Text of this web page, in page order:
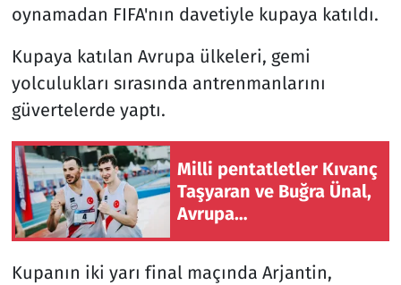
oynamadan FIFA'nın davetiyle kupaya katıldı.
Kupaya katılan Avrupa ülkeleri, gemi
yolculukları sırasında antrenmanlarını
güvertelerde yaptı.
Milli pentatletler Kıvanç
Taşyaran ve Buğra Ünal,
Avrupa
Kupanın iki yarı final maçında Arjantin,